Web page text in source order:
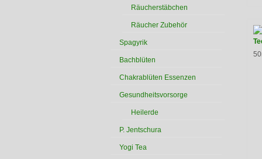
Räucherstäbchen
Räucher Zubehör
Spagyrik
Bachblüten
Chakrablüten Essenzen
Gesundheitsvorsorge
Heilerde
P. Jentschura
Yogi Tea